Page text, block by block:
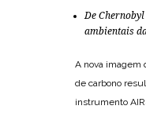
De
ambientais
A nova imagem
de carbono
instrumento